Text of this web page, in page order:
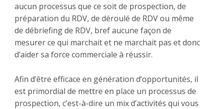
aucun processus que ce soit de prospection, de
préparation du RDV, de déroulé de RDV ou même
de débriefing de RDV, bref aucune façon de
mesurer ce qui marchait et ne marchait pas et donc
d’aider sa force commerciale à réussir.
Afin d’être efficace en génération d’opportunités, il
est primordial de mettre en place un processus de
prospection, c’est-à-dire un mix d’activités qui vous